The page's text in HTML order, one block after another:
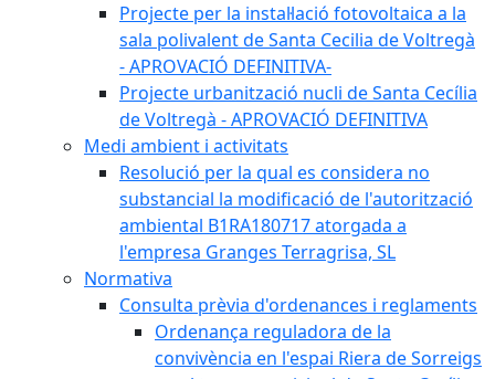
Projecte per la instal·lació fotovoltaica a la
sala polivalent de Santa Cecilia de Voltregà
- APROVACIÓ DEFINITIVA-
Projecte urbanització nucli de Santa Cecília
de Voltregà - APROVACIÓ DEFINITIVA
Medi ambient i activitats
Resolució per la qual es considera no
substancial la modificació de l'autorització
ambiental B1RA180717 atorgada a
l'empresa Granges Terragrisa, SL
Normativa
Consulta prèvia d'ordenances i reglaments
Ordenança reguladora de la
convivència en l'espai Riera de Sorreigs